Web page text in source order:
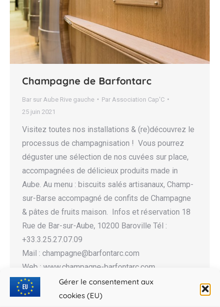
Gérer le consentement aux
cookies (EU)
Champagne de Barfontarc
Bar sur Aube Rive gauche Par Association Cap'C
25 juin 2021
Visitez toutes nos installations & (re)découvrez le
processus de champagnisation ! Vous pourrez
déguster une sélection de nos cuvées sur place,
accompagnées de délicieux produits made in
Aube. Au menu : biscuits salés artisanaux, Champ-
sur-Barse accompagné de confits de Champagne
& pâtes de fruits maison. Infos et réservation 18
Rue de Bar-sur-Aube, 10200 Baroville Tél :
+33.3.25.27.07.09
Mail : champagne@barfontarc.com
Web : www.champagne-barfontarc.com